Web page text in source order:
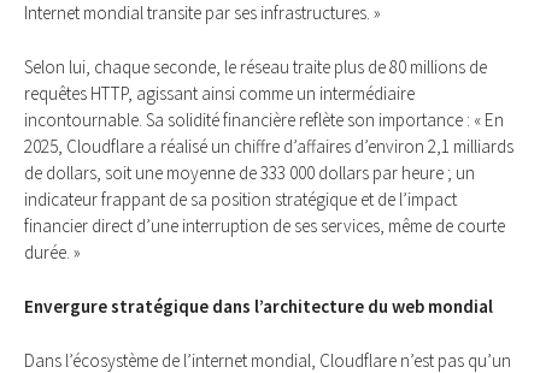
Internet mondial transite par ses infrastructures. »
Selon lui, chaque seconde, le réseau traite plus de 80 millions de
requêtes HTTP, agissant ainsi comme un intermédiaire
incontournable. Sa solidité financière reflète son importance : « En
2025, Cloudflare a réalisé un chiffre d’affaires d’environ 2,1 milliards
de dollars, soit une moyenne de 333 000 dollars par heure ; un
indicateur frappant de sa position stratégique et de l’impact
financier direct d’une interruption de ses services, même de courte
durée. »
Envergure stratégique dans l’architecture du web mondial
Dans l’écosystème de l’internet mondial, Cloudflare n’est pas qu’un